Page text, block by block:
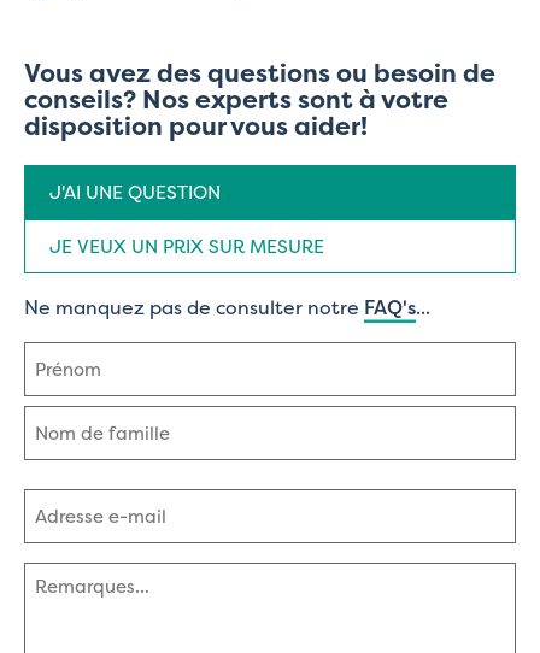
Vous avez des questions ou besoin de
conseils? Nos experts sont à votre
disposition pour vous aider!
demande
(Nécessaire)
J'AI UNE QUESTION
JE VEUX UN PRIX SUR MESURE
Ne manquez pas de consulter notre FAQ's...
Nom
(Nécessaire)
Prénom
Adresse
e-
mail
(Nécessaire)
Commentaires
(Nécessaire)